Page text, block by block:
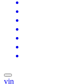
vin